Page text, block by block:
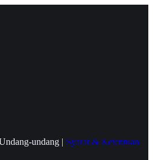
undang | Syarat & Ketentuan